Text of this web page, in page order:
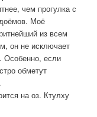
чем прогулка с
Моё
из всем
он не исключает
Особенно, если
обметут
на оз. Ктулху